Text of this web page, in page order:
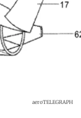
aeroTELEGRAPH